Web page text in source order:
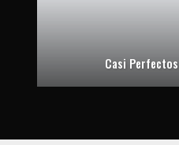
Casi Perfectos